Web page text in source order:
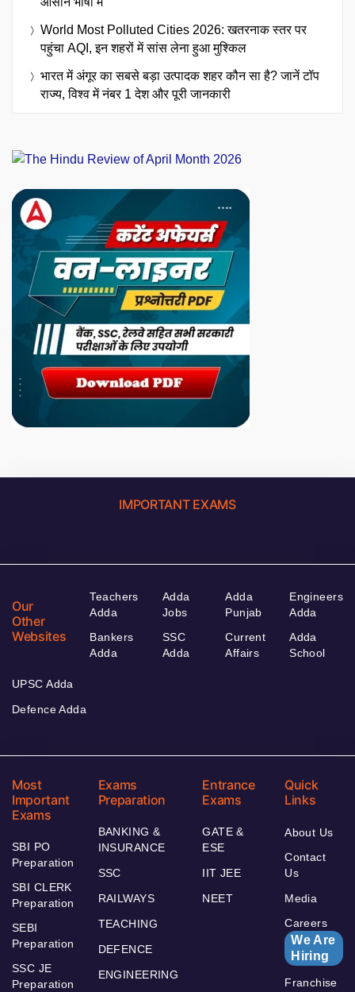
World Most Polluted Cities 2026: खतरनाक स्तर पर
पहुंचा AQI, इन शहरों में सांस लेना हुआ मुश्किल
भारत में अंगूर का सबसे बड़ा उत्पादक शहर कौन सा है? जानें टॉप
राज्य, विश्व में नंबर 1 देश और पूरी जानकारी
IMPORTANT EXAMS
Our
Other
Websites
Teachers
Adda
Bankers
Adda
Adda
Jobs
SSC
Adda
Adda
Punjab
Current
Affairs
Engineers
Adda
Adda
School
UPSC Adda
Defence Adda
Most
Important
Exams
SBI PO
Preparation
SBI CLERK
Preparation
SEBI
Preparation
SSC JE
Preparation
Exams
Preparation
BANKING &
INSURANCE
SSC
RAILWAYS
TEACHING
DEFENCE
ENGINEERING
Entrance
Exams
GATE &
ESE
IIT JEE
NEET
Quick
Links
About Us
Contact
Us
Media
Careers
We Are
Hiring
Franchise